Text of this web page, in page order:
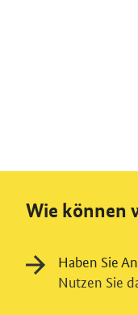
Wie können
Haben Sie
Nutzen Sie